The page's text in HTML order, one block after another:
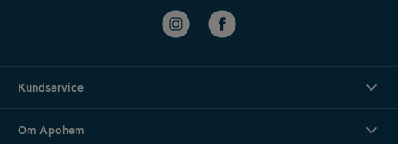
Kundservice
Om Apohem